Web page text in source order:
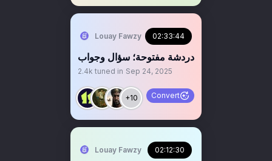
Louay Fawzy 02:33:44
‏‏دردشة مفتوحة؛ سؤال وجواب
2.4k tuned in Sep 24, 2025
+10 Convert
Louay Fawzy 02:12:30